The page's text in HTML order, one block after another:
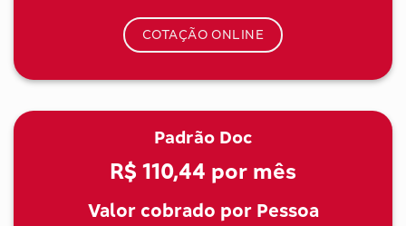
COTAÇÃO ONLINE
Padrão Doc
R$ 110,44 por mês
Valor cobrado por Pessoa